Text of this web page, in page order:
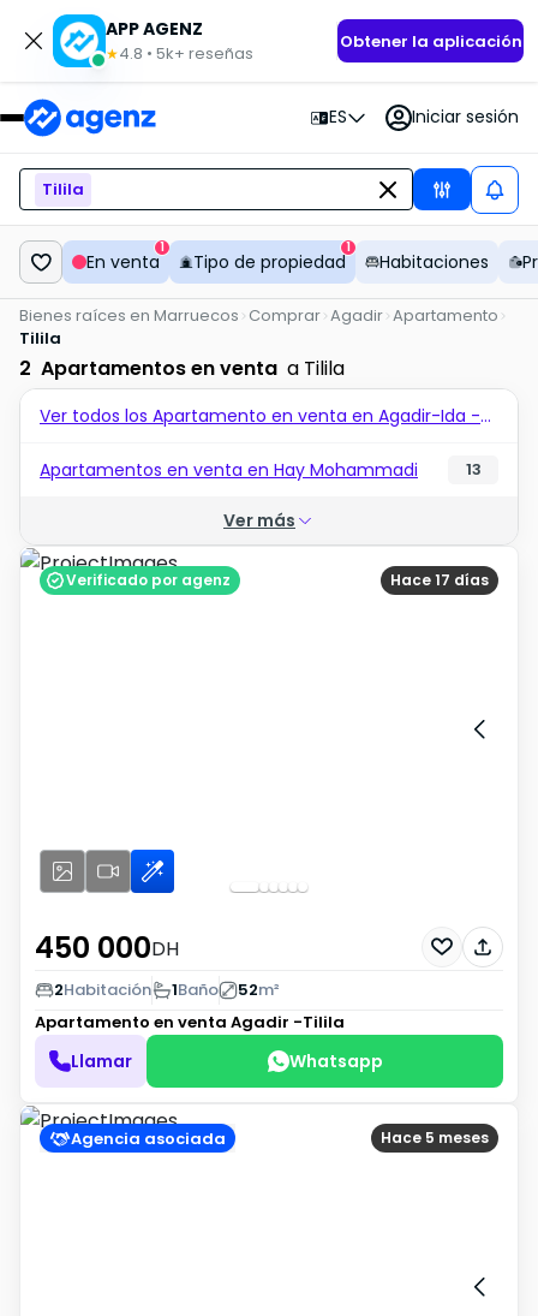
APP AGENZ
★4.8 • 5k+ reseñas
Obtener la aplicación
ES Iniciar sesión
Tilila
En venta
1
Tipo de propiedad
1
Habitaciones
Bienes raíces en Marruecos Comprar Agadir Apartamento
Tilila
2 Apartamentos en venta a Tilila
Ver todos los Apartamento en venta en Agadir-Ida -Ou-Tanane
Apartamentos en venta en Hay Mohammadi 13
Ver más
Hace 17 días
Verificado por agenz
450 000DH
2Habitación 1Baño 52m²
Apartamento en venta Agadir -Tilila
Llamar Whatsapp
Hace 5 meses
Agencia asociada